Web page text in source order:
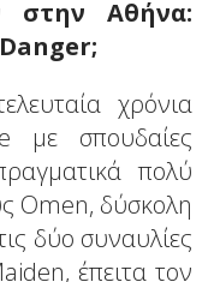
στην Αθήνα:
Danger;
χρόνια
με σπουδαίες
πολύ
Omen, δύσκολη
δύο συναυλίες
έπειτα τον